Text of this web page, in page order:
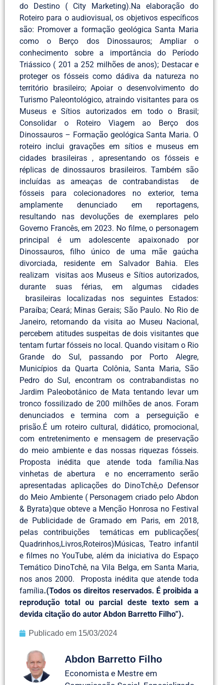
do Destino ( City Marketing).Na elaboração do
Roteiro para o audiovisual, os objetivos específicos
são: Promover a formação geológica Santa Maria
como o Berço dos Dinossauros; Ampliar o
conhecimento sobre a importância do Período
Triássico ( 201 a 252 milhões de anos); Destacar e
proteger os fósseis como dádiva da natureza no
território brasileiro; Apoiar o desenvolvimento do
Turismo Paleontológico, atraindo visitantes para os
Museus e Sítios autorizados em todo o Brasil;
Consolidar o Roteiro Viagem ao Berço dos
Dinossauros – Formação geológica Santa Maria. O
roteiro inclui gravações em sítios e museus em
cidades brasileiras , apresentando os fósseis e
réplicas de dinossauros brasileiros. Também são
incluídas as ameaças de contrabandistas de
fósseis para colecionadores no exterior, tema
amplamente denunciado em reportagens,
resultando nas devoluções de exemplares pelo
Governo Francês, em 2023. No filme, o personagem
principal é um adolescente apaixonado por
Dinossauros, filho único de uma mãe gaúcha
divorciada, residente em Salvador Bahia. Eles
realizam visitas aos Museus e Sítios autorizados,
durante suas férias, em algumas cidades
brasileiras localizadas nos seguintes Estados:
Paraíba; Ceará; Minas Gerais; São Paulo. No Rio de
Janeiro, retornando da visita ao Museu Nacional,
percebem atitudes suspeitas de dois visitantes que
tentam furtar fósseis no local. Quando visitam o Rio
Grande do Sul, passando por Porto Alegre,
Municípios da Quarta Colônia, Santa Maria, São
Pedro do Sul, encontram os contrabandistas no
Jardim Paleobotânico de Mata tentando levar um
tronco fossilizado de 200 milhões de anos. Foram
denunciados e termina com a perseguição e
prisão.É um roteiro cultural, didático, promocional,
com entretenimento e mensagem de preservação
do meio ambiente e das nossas riquezas fósseis.
Proposta inédita que atende toda família.Nas
vinhetas de abertura e no encerramento serão
apresentadas aplicações do DinoTchê,o Defensor
do Meio Ambiente ( Personagem criado pelo Abdon
& Byrata)que obteve a Menção Honrosa no Festival
de Publicidade de Gramado em Paris, em 2018,
pelas contribuições temáticas em publicações(
Quadrinhos,Livros,Roteiros)Músicas, Teatro infantil
e filmes no YouTube, além da iniciativa do Espaço
Temático DinoTchê, na Vila Belga, em Santa Maria,
nos anos 2000. Proposta inédita que atende toda
família.(Todos os direitos reservados. É proibida a
reprodução total ou parcial deste texto sem a
devida citação do autor Abdon Barretto Filho”).
Publicado em 15/03/2024
Abdon Barretto Filho
Economista e Mestre em